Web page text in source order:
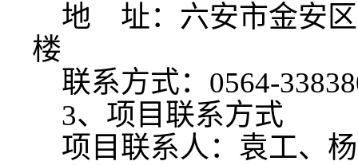
地 址： 六安市金安
楼
联系方式： 0564-
3、项目联系方式
项目联系人：袁工、